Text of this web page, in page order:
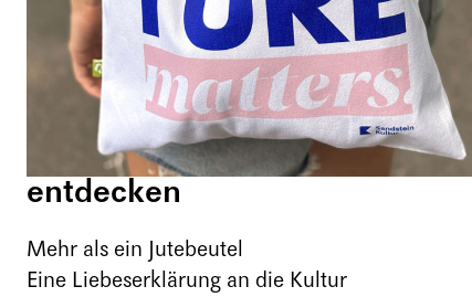
entdecken
Mehr als ein Jutebeutel
Eine Liebeserklärung an die Kultur